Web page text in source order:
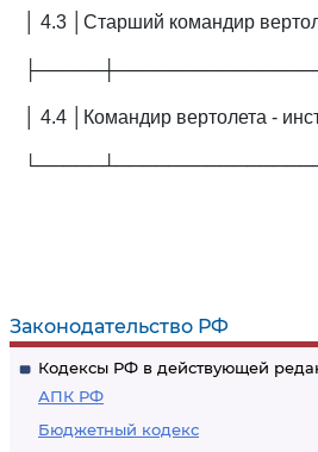
Законодательство РФ
Кодексы РФ в действующей
АПК РФ
Бюджетный кодекс
│ 4.3 │Старший командир
│ 4.4 │Командир вертолета -